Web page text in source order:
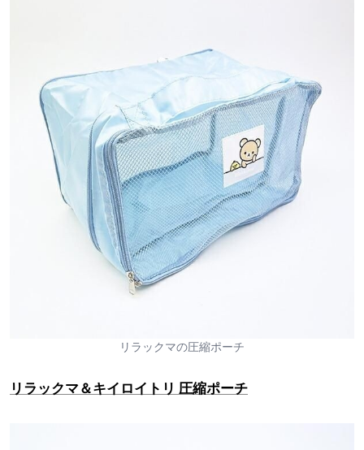
リラックマの圧縮ポーチ
リラックマ＆キイロイトリ 圧縮ポーチ